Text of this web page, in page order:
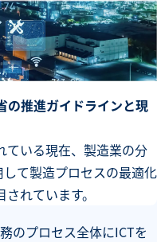
の推進ガイドラインと現
ている現在、製造業の分
て製造プロセスの最適化
れています。
のプロセス全体にICTを